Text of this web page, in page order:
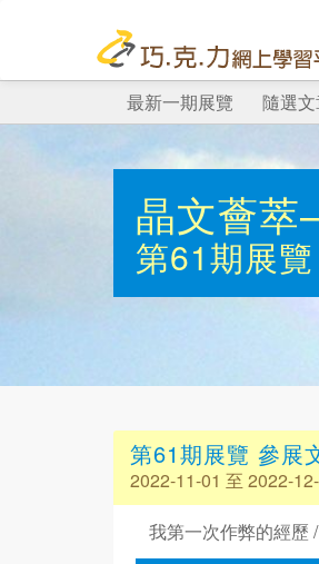
最新一期展覽 隨選
晶文薈
第61期展覽
第61期展覽 參展
2022-11-01 至 2022-
我第一次作弊的經歷